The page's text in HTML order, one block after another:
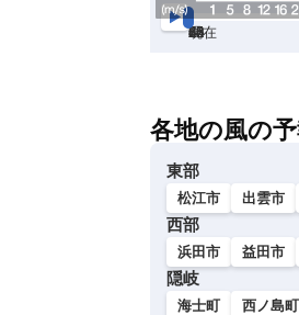
現在
6h
12
24
36
48
60
72
各地の風の
東部
松江市 出雲市
西部
浜田市 益田市
隠岐
海士町 西ノ島町